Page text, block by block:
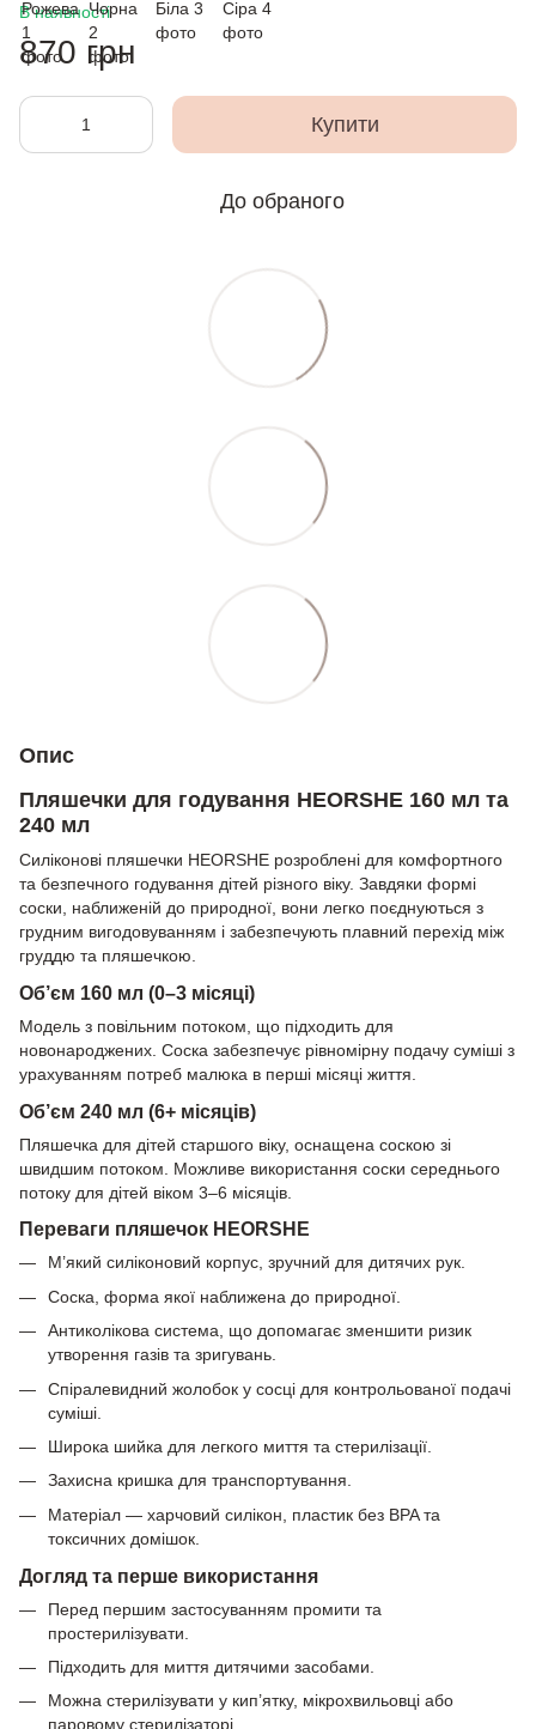
В наявності
870 грн
Купити
До обраного
Опис
Пляшечки для годування HEORSHE 160 мл та
240 мл
Силіконові пляшечки HEORSHE розроблені для комфортного
та безпечного годування дітей різного віку. Завдяки формі
соски, наближеній до природної, вони легко поєднуються з
грудним вигодовуванням і забезпечують плавний перехід між
груддю та пляшечкою.
Об’єм 160 мл (0–3 місяці)
Модель з повільним потоком, що підходить для
новонароджених. Соска забезпечує рівномірну подачу суміші з
урахуванням потреб малюка в перші місяці життя.
Об’єм 240 мл (6+ місяців)
Пляшечка для дітей старшого віку, оснащена соскою зі
швидшим потоком. Можливе використання соски середнього
потоку для дітей віком 3–6 місяців.
Переваги пляшечок HEORSHE
М’який силіконовий корпус, зручний для дитячих рук.
Соска, форма якої наближена до природної.
Антиколікова система, що допомагає зменшити ризик
утворення газів та зригувань.
Спіралевидний жолобок у сосці для контрольованої подачі
суміші.
Широка шийка для легкого миття та стерилізації.
Захисна кришка для транспортування.
Матеріал — харчовий силікон, пластик без BPA та
токсичних домішок.
Догляд та перше використання
Перед першим застосуванням промити та
простерилізувати.
Підходить для миття дитячими засобами.
Можна стерилізувати у кип’ятку, мікрохвильовці або
паровому стерилізаторі.